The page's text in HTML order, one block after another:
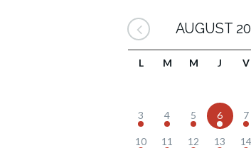
AUGUST
L M M J V
3 4 5 6 7
10 11 12 13 14